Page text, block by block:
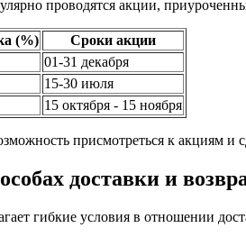
проводятся акции,
(%)
Сроки акции
01-31 декабря
15-30 июля
15 октября - 15 ноября
присмотреться к акциям
доставки и
гибкие условия в отношении